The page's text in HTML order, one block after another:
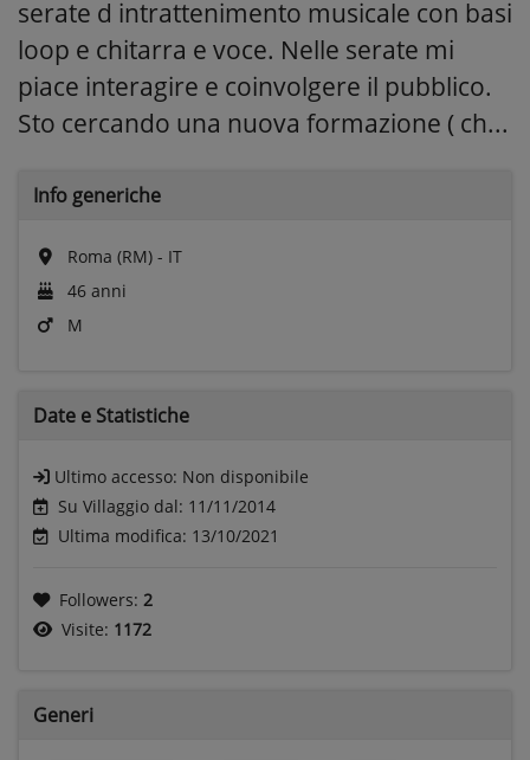
serate d intrattenimento musicale con basi
loop e chitarra e voce. Nelle serate mi
piace interagire e coinvolgere il pubblico.
Sto cercando una nuova formazione ( ch...
Info generiche
Roma (RM) - IT
46 anni
M
Date e Statistiche
Ultimo accesso: Non disponibile
Su Villaggio dal: 11/11/2014
Ultima modifica: 13/10/2021
Followers: 2
Visite: 1172
Generi